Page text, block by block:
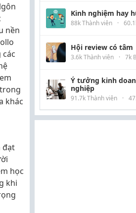
nền
khác
đạt
học
khi
Kinh nghiệm hay
88k Thành viên ·
Hội review có tâm
3.6k Thành viên · 7k
Ý tưởng kinh
nghiệp
91.7k Thành viên ·